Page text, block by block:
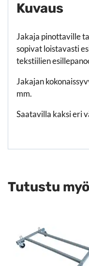
Kuvaus
Jakaja pinottaville
sopivat loistavasti
tekstiilien
Jakajan
mm.
Saatavilla kaksi eri
Tutustu